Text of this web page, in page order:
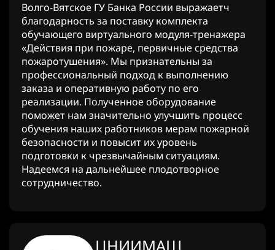
Волго-Вятское ГУ Банка России выражаетч
благодарность за поставку комплекта
обучающего виртуального модуля-тренажера
«Действия при пожаре, первичные средства
пожаротушения». Мы признательны за
профессиональный подход к выполнению
заказа и оперативную работу по его
реализации. Полученное оборудование
поможет нам значительно улучшить процесс
обучения наших работников мерам пожарной
безопасности и повысит их уровень
подготовки к чрезвычайным ситуациям.
Надеемся на дальнейшее плодотворное
сотрудничество.